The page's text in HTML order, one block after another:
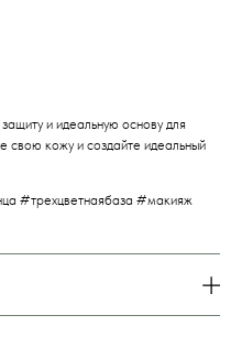
и идеальную основу для
кожу и создайте идеальный
#трехцветнаябаза #макияж